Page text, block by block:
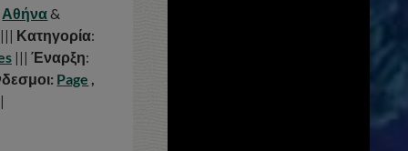
Αθήνα&
Κατηγορία:
||| Έναρξη:
Page ,